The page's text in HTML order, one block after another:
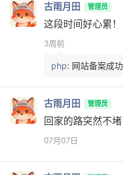
古雨月田 管理员
这段时间好心累！
3周前
php: 网站备案成
古雨月田 管理员
回家的路突然不
07月07日